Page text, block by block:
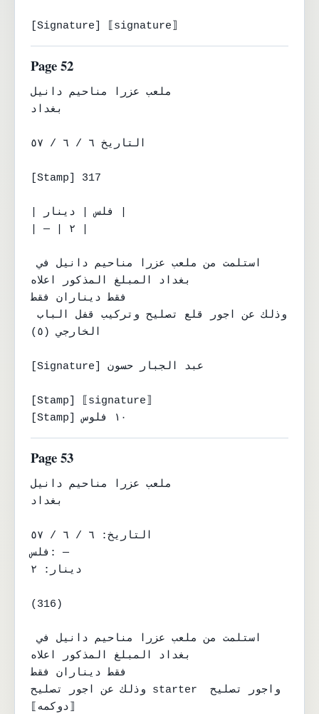
[Signature] ⟦signature⟧
Page 52
ملعب عزرا مناحيم دانيل
بغداد
التاريخ ٦ / ٦ / ٥٧
[Stamp] 317
| — | ٢ |
استلمت من ملعب عزرا مناحيم دانيل في
بغداد المبلغ المذكور اعلاه
فقط ديناران فقط
وذلك عن اجور قلع تصليح وتركيب قفل الباب
الخارجي (٥)
[Signature] عبد الجبار حسون
[Stamp] ⟦signature⟧
[Stamp] ١٠ فلوس
Page 53
ملعب عزرا مناحيم دانيل
بغداد
التاريخ: ٦ / ٦ / ٥٧
فلس: —
دينار: ٢
(316)
استلمت من ملعب عزرا مناحيم دانيل في
بغداد المبلغ المذكور اعلاه
فقط ديناران فقط
وذلك عن اجور تصليح starter واجور تصليح
⟦دوكمه⟧